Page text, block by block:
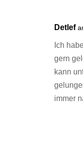
Detlef
Ich
gern
kann
immer